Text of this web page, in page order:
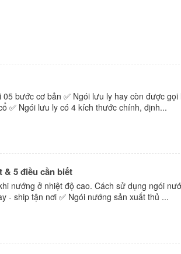
bước cơ bản ✅ Ngói lưu ly hay còn được gọi
✅ Ngói lưu ly có 4 kích thước chính, định...
5 điều cần biết
nướng ở nhiệt độ cao. Cách sử dụng ngói
- ship tận nơi ✅ Ngói nướng sản xuất thủ ...